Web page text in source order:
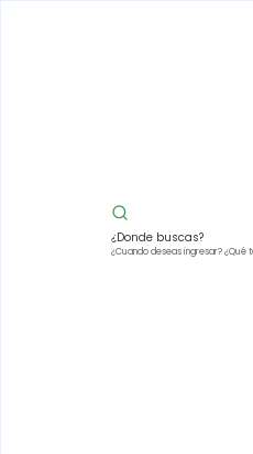
¿Donde buscas?
¿Cuando deseas ingresar?¿Qué